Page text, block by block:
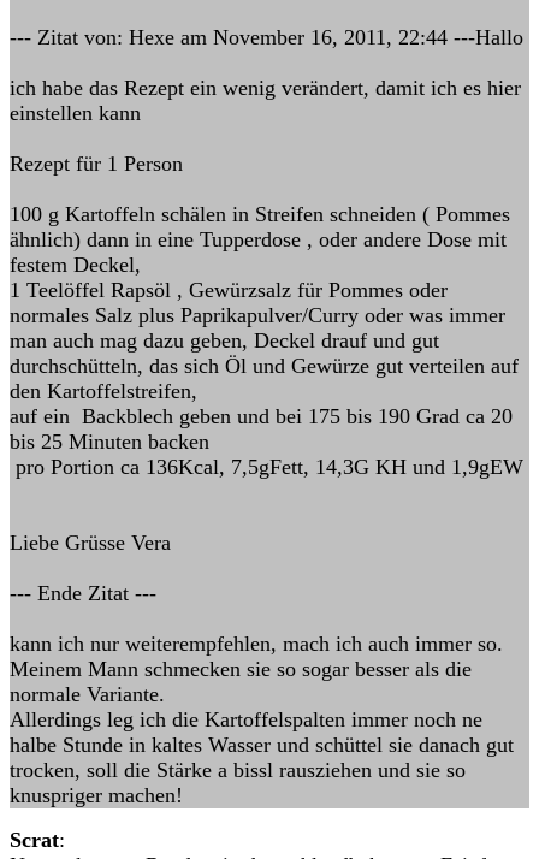
--- Zitat von: Hexe am November 16, 2011, 22:44 ---Hallo
ich habe das Rezept ein wenig verändert, damit ich es hier
einstellen kann
Rezept für 1 Person
100 g Kartoffeln schälen in Streifen schneiden ( Pommes
ähnlich) dann in eine Tupperdose , oder andere Dose mit
festem Deckel,
1 Teelöffel Rapsöl , Gewürzsalz für Pommes oder
normales Salz plus Paprikapulver/Curry oder was immer
man auch mag dazu geben, Deckel drauf und gut
durchschütteln, das sich Öl und Gewürze gut verteilen auf
den Kartoffelstreifen,
auf ein Backblech geben und bei 175 bis 190 Grad ca 20
bis 25 Minuten backen
pro Portion ca 136Kcal, 7,5gFett, 14,3G KH und 1,9gEW
Liebe Grüsse Vera
--- Ende Zitat ---
kann ich nur weiterempfehlen, mach ich auch immer so.
Meinem Mann schmecken sie so sogar besser als die
normale Variante.
Allerdings leg ich die Kartoffelspalten immer noch ne
halbe Stunde in kaltes Wasser und schüttel sie danach gut
trocken, soll die Stärke a bissl rausziehen und sie so
knuspriger machen!
Scrat: